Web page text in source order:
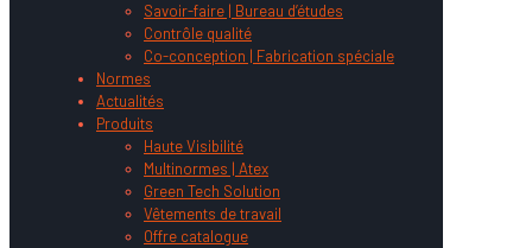
Savoir-faire | Bureau d’études
Contrôle qualité
Co-conception | Fabrication spéciale
Normes
Actualités
Produits
Haute Visibilité
Multinormes | Atex
Green Tech Solution
Vêtements de travail
Offre catalogue